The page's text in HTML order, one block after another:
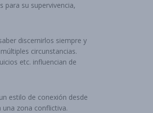
para su supervivencia,
discernirlos siempre y
circunstancias.
etc. influencian de
estilo de conexión desde
zona conflictiva.